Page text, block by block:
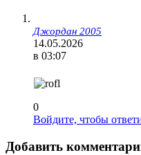
Джордан 2005
14.05.2026
в 03:07
0
Войдите, чтобы
Добавить